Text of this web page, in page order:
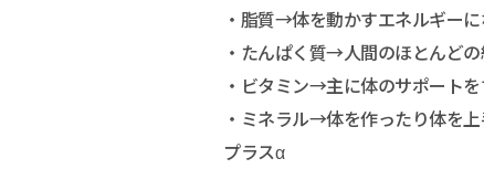
・脂質→体を動かすエネルギーに
・たんぱく質→人間のほとんど
・ビタミン→主に体のサポートを
・ミネラル→体を作ったり体を
プラスα